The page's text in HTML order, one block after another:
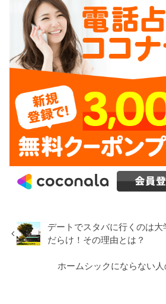
デートでスタバに行くのは大
だらけ！その理由とは？
ホームシックにならない人